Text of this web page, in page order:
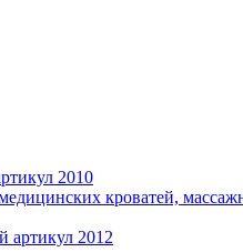
2010
кроватей,
артикул 2012